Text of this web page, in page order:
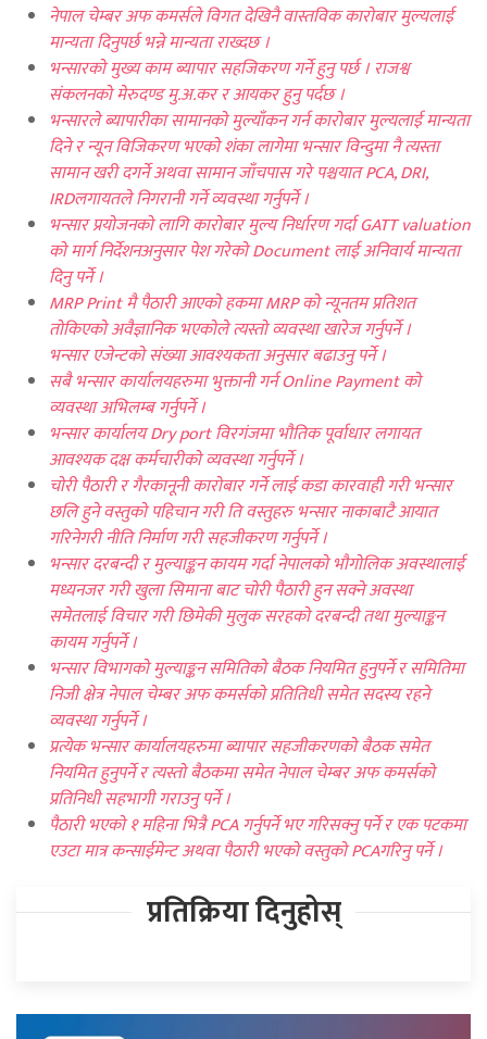
नेपाल चेम्बर अफ कमर्सले विगत देखिनै वास्तविक कारोबार मुल्यलाई
मान्यता दिनुपर्छ भन्ने मान्यता राख्दछ ।
भन्सारको मुख्य काम ब्यापार सहजिकरण गर्ने हुनु पर्छ । राजश्व
संकलनको मेरुदण्ड मु.अ.कर र आयकर हुनु पर्दछ ।
भन्सारले ब्यापारीका सामानको मुल्याँकन गर्न कारोबार मुल्यलाई मान्यता
दिने र न्यून विजिकरण भएको शंका लागेमा भन्सार विन्दुमा नै त्यस्ता
सामान खरी दगर्ने अथवा सामान जाँचपास गरे पश्चयातPCA, DRI,
IRDलगायतले निगरानी गर्ने व्यवस्था गर्नुपर्ने ।
भन्सार प्रयोजनको लागि कारोबार मुल्य निर्धारण गर्दा GATT valuation
को मार्ग निर्देशनअनुसार पेश गरेको Document लाई अनिवार्य मान्यता
दिनु पर्ने ।
MRP Printमै पैठारी आएको हकमा MRP को न्यूनतम प्रतिशत
तोकिएको अवैज्ञानिक भएकोले त्यस्तो व्यवस्था खारेज गर्नुपर्ने ।
भन्सार एजेन्टको संख्या आवश्यकता अनुसार बढाउनु पर्ने ।
सबै भन्सार कार्यालयहरुमा भुक्तानी गर्न Online Paymentको
व्यवस्था अभिलम्ब गर्नुपर्ने ।
भन्सार कार्यालय Dry port विरगंजमा भौतिक पूर्वाधार लगायत
आवश्यक दक्ष कर्मचारीको व्यवस्था गर्नुपर्ने ।
चोरी पैठारी र गैरकानूनी कारोबार गर्ने लाई कडा कारवाही गरी भन्सार
छलि हुने वस्तुको पहिचान गरी ति वस्तुहरु भन्सार नाकाबाटै आयात
गरिनेगरी नीति निर्माण गरी सहजीकरण गर्नुपर्ने ।
भन्सार दरबन्दी र मुल्याङ्कन कायम गर्दा नेपालको भौगोलिक अवस्थालाई
मध्यनजर गरी खुला सिमाना बाट चोरी पैठारी हुन सक्ने अवस्था
समेतलाई विचार गरी छिमेकी मुलुक सरहको दरबन्दी तथा मुल्याङ्कन
कायम गर्नुपर्ने ।
भन्सार विभागको मुल्याङ्कन समितिको बैठक नियमित हुनुपर्ने र समितिमा
निजी क्षेत्र नेपाल चेम्बर अफ कमर्सको प्रतितिधी समेत सदस्य रहने
व्यवस्था गर्नुपर्ने ।
प्रत्येक भन्सार कार्यालयहरुमा ब्यापार सहजीकरणको बैठक समेत
नियमित हुनुपर्ने र त्यस्तो बैठकमा समेत नेपाल चेम्बर अफ कमर्सको
प्रतिनिधी सहभागी गराउनु पर्ने ।
पैठारी भएको १ महिना भित्रै PCA गर्नुपर्ने भए गरिसक्नु पर्ने र एक पटकमा
एउटा मात्र कन्साईमेन्ट अथवा पैठारी भएको वस्तुको PCAगरिनु पर्ने ।
प्रतिक्रिया दिनुहोस्